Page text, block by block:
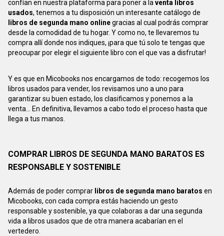
confían en nuestra plataforma para poner a laventa libros
usados, tenemos a tu disposición un interesante catálogo de
libros de segunda mano onlinegracias al cual podrás comprar
desde la comodidad de tu hogar. Y como no, te llevaremos tu
compra allí donde nos indiques, ¡para que tú solo te tengas que
preocupar por elegir el siguiente libro con el que vas a disfrutar!
Y es que en Micobooks nos encargamos de todo: recogemos los
libros usados para vender, los revisamos uno a uno para
garantizar su buen estado, los clasificamos y ponemos a la
venta... En definitiva, llevamos a cabo todo el proceso hasta que
llega a tus manos.
COMPRAR LIBROS DE SEGUNDA MANO BARATOS ES
RESPONSABLE Y SOSTENIBLE
Además de poder comprar libros de segunda mano baratos en
Micobooks, con cada compra estás haciendo un gesto
responsable y sostenible, ya que colaboras a dar una segunda
vida a libros usados que de otra manera acabarían en el
vertedero.